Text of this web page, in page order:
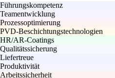
Führungskompetenz
Teamentwicklung
Prozessoptimierung
PVD-Beschichtungstechnologien
HR/AR-Coatings
Qualitätssicherung
Liefertreue
Produktivität
Arbeitssicherheit